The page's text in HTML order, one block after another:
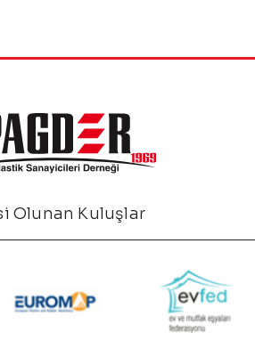
Olunan Kuluşlar